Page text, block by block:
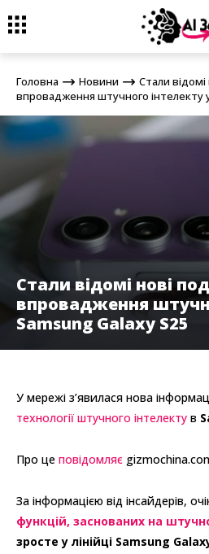
Головна
Стали відомі
впровадження штучного інтелекту у
Головна Новини
Стали
впровадження штучного інтелекту
Стали відомі нові
впровадження
Samsung Galaxy S25
У мережі з’явилася нова
технології штучного інтелекту в
Про це повідомляє
За інформацією від інсайдерів,
функцій, заснованих на
зросте у лінійці Samsung